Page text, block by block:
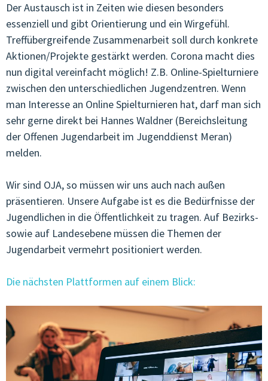
Der Austausch ist in Zeiten wie diesen besonders
essenziell und gibt Orientierung und ein Wirgefühl.
Treffübergreifende Zusammenarbeit soll durch konkrete
Aktionen/Projekte gestärkt werden. Corona macht dies
nun digital vereinfacht möglich! Z.B. Online-Spielturniere
zwischen den unterschiedlichen Jugendzentren. Wenn
man Interesse an Online Spielturnieren hat, darf man sich
sehr gerne direkt bei Hannes Waldner (Bereichsleitung
der Offenen Jugendarbeit im Jugenddienst Meran)
melden.
Wir sind OJA, so müssen wir uns auch nach außen
präsentieren. Unsere Aufgabe ist es die Bedürfnisse der
Jugendlichen in die Öffentlichkeit zu tragen. Auf Bezirks-
sowie auf Landesebene müssen die Themen der
Jugendarbeit vermehrt positioniert werden.
Die nächsten Plattformen auf einem Blick: